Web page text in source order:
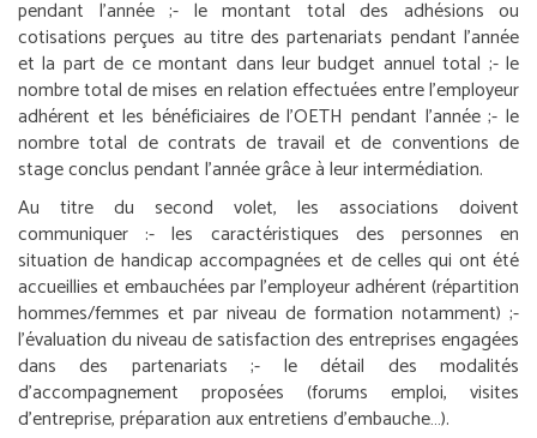
pendant l’année ;- le montant total des adhésions ou
cotisations perçues au titre des partenariats pendant l’année
et la part de ce montant dans leur budget annuel total ;- le
nombre total de mises en relation effectuées entre l’employeur
adhérent et les bénéficiaires de l’OETH pendant l’année ;- le
nombre total de contrats de travail et de conventions de
stage conclus pendant l’année grâce à leur intermédiation.
Au titre du second volet, les associations doivent
communiquer :- les caractéristiques des personnes en
situation de handicap accompagnées et de celles qui ont été
accueillies et embauchées par l’employeur adhérent (répartition
hommes/femmes et par niveau de formation notamment) ;-
l’évaluation du niveau de satisfaction des entreprises engagées
dans des partenariats ;- le détail des modalités
d’accompagnement proposées (forums emploi, visites
d’entreprise, préparation aux entretiens d’embauche…).